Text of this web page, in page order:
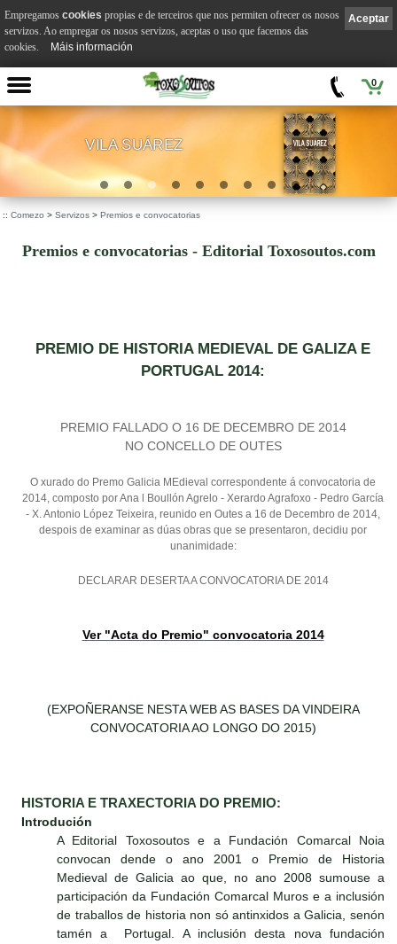
0
VILA SUÁREZ
:: Comezo > Servizos > Premios e convocatorias
Premios e convocatorias - Editorial Toxosoutos.com
PREMIO DE HISTORIA MEDIEVAL DE GALIZA E
PORTUGAL 2014:
PREMIO FALLADO O 16 DE DECEMBRO DE 2014
NO CONCELLO DE OUTES
O xurado do Premo Galicia MEdieval correspondente á convocatoria de
2014, composto por Ana l Boullón Agrelo - Xerardo Agrafoxo - Pedro García
- X. Antonio López Teixeira, reunido en Outes a 16 de Decembro de 2014,
despois de examinar as dúas obras que se presentaron, decidiu por
unanimidade:
DECLARAR DESERTA A CONVOCATORIA DE 2014
Ver "Acta do Premio" convocatoria 2014
(EXPOÑERANSE NESTA WEB AS BASES DA VINDEIRA
CONVOCATORIA AO LONGO DO 2015)
HISTORIA E TRAXECTORIA DO PREMIO:
Introdución
A Editorial Toxosoutos e a Fundación Comarcal Noia
convocan dende o ano 2001 o Premio de Historia
Medieval de Galicia ao que, no ano 2008 sumouse a
participación da Fundación Comarcal Muros e a inclusión
de traballos de historia non só antinxidos a Galicia, senón
tamén a Portugal. A inclusión desta nova fundación
Aceptar
Empregamos cookies propias e de terceiros que nos permiten ofrecer os nosos
servizos. Ao empregar os nosos servizos, aceptas o uso que facemos das
cookies.
Máis información